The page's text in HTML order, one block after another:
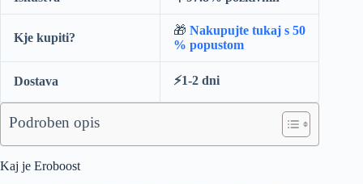
Kje kupiti?
🎁 Nakupujte tukaj s 50
% popustom
Dostava ⚡️1-2 dni
Podroben opis
Kaj je Eroboost